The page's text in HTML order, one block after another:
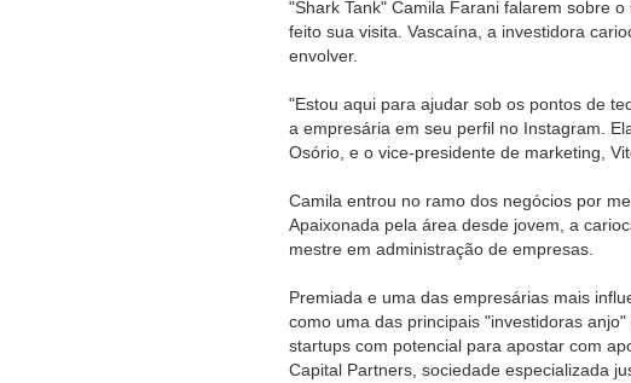
"Shark Tank" Camila Farani falarem sobre
feito sua visita. Vascaína, a investidora
envolver.
"Estou aqui para ajudar sob os pontos de
a empresária em seu perfil no Instagram.
Osório, e o vice-presidente de marketing,
Camila entrou no ramo dos negócios por
Apaixonada pela área desde jovem, a
mestre em administração de empresas.
Premiada e uma das empresárias mais
como uma das principais "investidoras
startups com potencial para apostar com
Capital Partners, sociedade especializada